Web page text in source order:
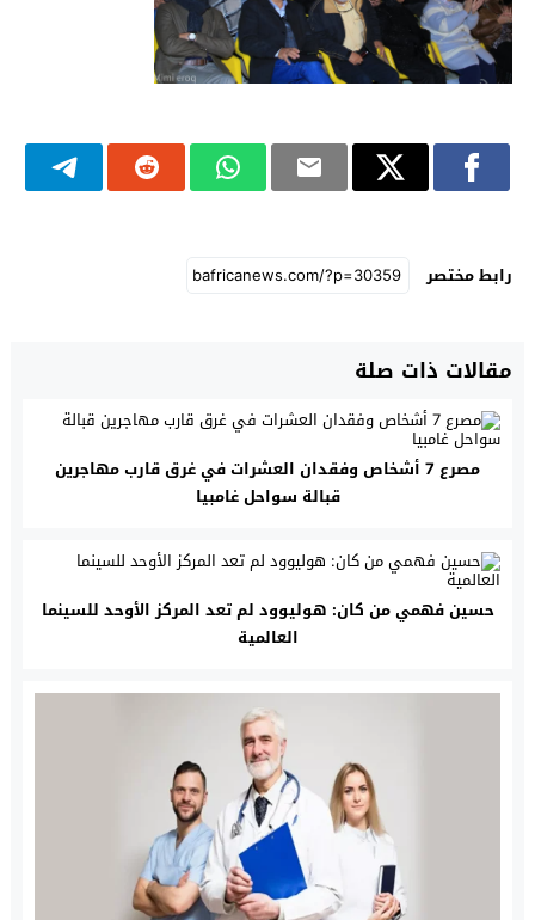
رابط مختصر
مقالات ذات صلة
مصرع 7 أشخاص وفقدان العشرات في غرق قارب مهاجرين
قبالة سواحل غامبيا
حسين فهمي من كان: هوليوود لم تعد المركز الأوحد للسينما
العالمية